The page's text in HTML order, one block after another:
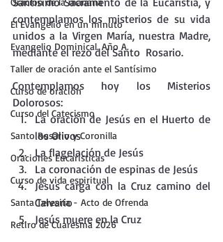
El Evangelio en un minuto
Evangelio Dominical. Año A.
Taller de oración ante el Santísimo
Curso de oración
Curso del Catecismo
Santo Rosario y Coronilla
Oraciones Eucarísticas
Curso de vida espiritual
Santa Teresita - Acto de Ofrenda
Retiro de Cuaresma 2026
contemplamos los misterios de su vida
unidos a la Virgen María, nuestra Madre,
mediante el rezo del Santo  Rosario.
Contemplamos hoy los Misterios
Dolorosos:
La oración de Jesús en el Huerto de
los Olivos
La flagelación de Jesús
La coronación de espinas de Jesús
Jesús carga con la Cruz camino del
Calvario
Jesús muere en la Cruz